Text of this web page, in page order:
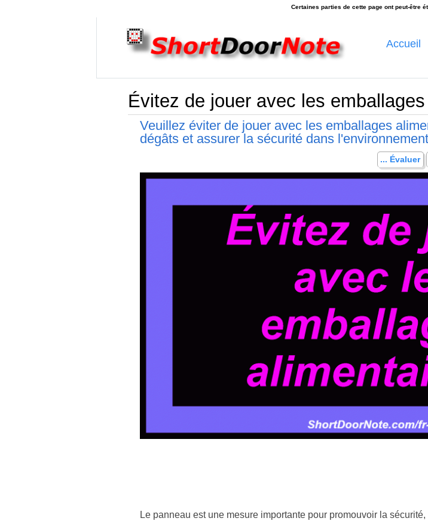
Accueil
Évitez de jouer avec les
Veuillez éviter de jouer avec les emballages
dégâts et assurer la sécurité dans
... Évaluer
Le panneau est une mesure importante pour promouvoir la